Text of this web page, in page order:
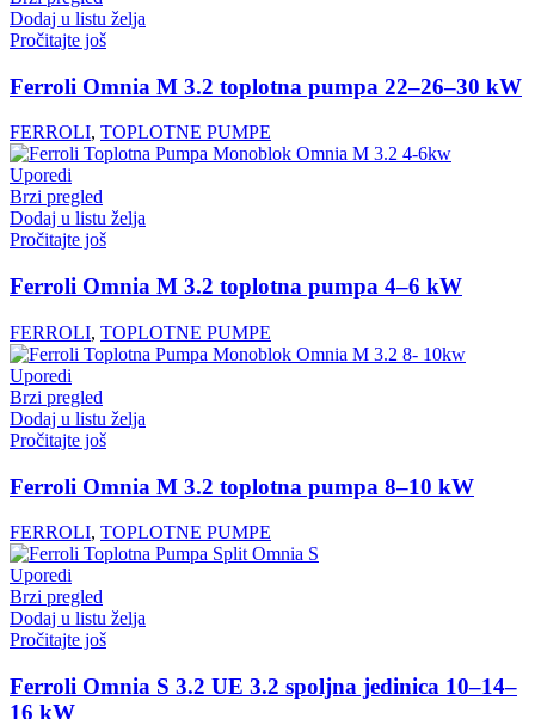
Dodaj u listu želja
Pročitajte još
Ferroli Omnia M 3.2 toplotna pumpa 22–26–30 kW
FERROLI, TOPLOTNE PUMPE
Uporedi
Brzi pregled
Dodaj u listu želja
Pročitajte još
Ferroli Omnia M 3.2 toplotna pumpa 4–6 kW
FERROLI, TOPLOTNE PUMPE
Uporedi
Brzi pregled
Dodaj u listu želja
Pročitajte još
Ferroli Omnia M 3.2 toplotna pumpa 8–10 kW
FERROLI, TOPLOTNE PUMPE
Uporedi
Brzi pregled
Dodaj u listu želja
Pročitajte još
Ferroli Omnia S 3.2 UE 3.2 spoljna jedinica 10–14–
16 kW